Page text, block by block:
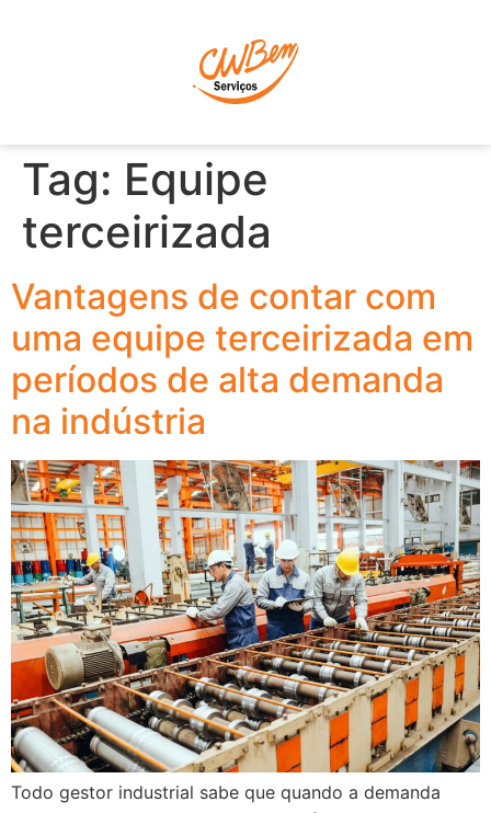
Tag: Equipe
terceirizada
Vantagens de contar com
uma equipe terceirizada em
períodos de alta demanda
na indústria
Todo gestor industrial sabe que quando a demanda